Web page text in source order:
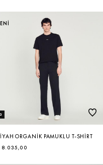
ORGANIK PAMUKLU T-SHIRT
8.035,00